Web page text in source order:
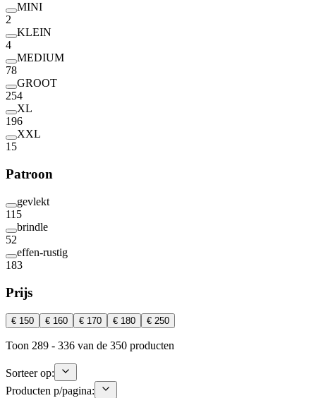
MINI
2
KLEIN
4
MEDIUM
78
GROOT
254
XL
196
XXL
15
Patroon
gevlekt
115
brindle
52
effen-rustig
183
Prijs
€ 150 € 160 € 170 € 180 € 250
Toon 289 - 336 van de 350 producten
Sorteer op:
Producten p/pagina: